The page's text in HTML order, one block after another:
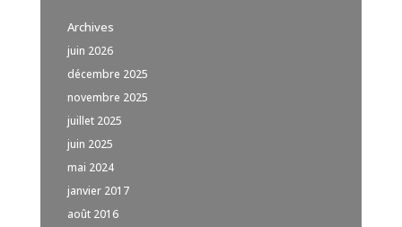
Archives
juin 2026
décembre 2025
novembre 2025
juillet 2025
juin 2025
mai 2024
janvier 2017
août 2016